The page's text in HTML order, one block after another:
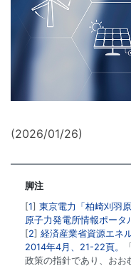
(2026/01/26)
脚注
1
東京電力「柏崎刈羽
原子力発電所情報ポータ
2
経済産業省資源エネ
2014年4月、21-22頁。
政策の指針であり、おお